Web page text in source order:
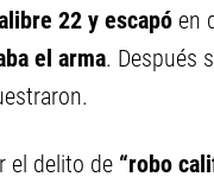
22 y escapó en
el arma. Después
el delito de “robo